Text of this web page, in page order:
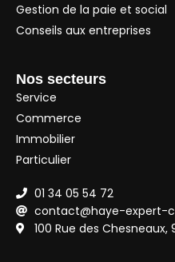
Gestion de la paie et social
Conseils aux entreprises
Nos secteurs
Service
Commerce
Immobilier
Particulier
01 34 05 54 72
contact@haye-expert-
100 Rue des